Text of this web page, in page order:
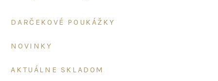
DARČEKOVÉ POUKÁŽKY
NOVINKY
AKTUÁLNE SKLADOM